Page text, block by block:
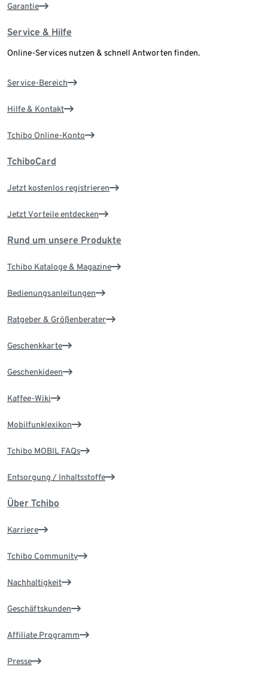
Garantie
Service & Hilfe
Online-Services nutzen & schnell Antworten finden.
Service-Bereich
Hilfe & Kontakt
Tchibo Online-Konto
TchiboCard
Jetzt kostenlos registrieren
Jetzt Vorteile entdecken
Rund um unsere Produkte
Tchibo Kataloge & Magazine
Bedienungsanleitungen
Ratgeber & Größenberater
Geschenkkarte
Geschenkideen
Kaffee-Wiki
Mobilfunklexikon
Tchibo MOBIL FAQs
Entsorgung / Inhaltsstoffe
Über Tchibo
Karriere
Tchibo Community
Nachhaltigkeit
Geschäftskunden
Affiliate Programm
Presse